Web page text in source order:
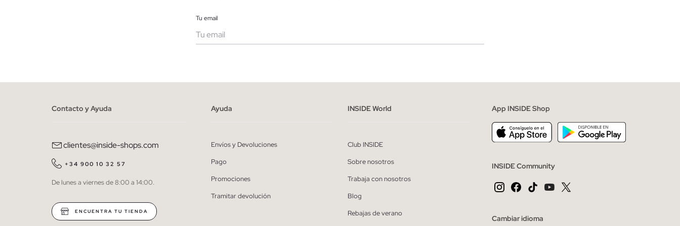
Tu email
* Puedes cancelar la suscripción en cualquier momento.
Contacto y Ayuda
clientes@inside-shops.com
+34 900 10 32 57
De lunes a viernes de 8:00 a 14:00.
ENCUENTRA TU TIENDA
Ayuda
Envíos y Devoluciones
Pago
Promociones
Tramitar devolución
INSIDE World
Club INSIDE
Sobre nosotros
Trabaja con nosotros
Blog
Rebajas de verano
App INSIDE Shop
INSIDE Community
Cambiar idioma